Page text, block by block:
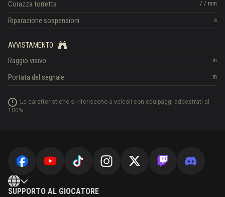
/ / mm
Corazza torretta
s
Riparazione sospensioni
AVVISTAMENTO
m
Raggio visivo
m
Portata del segnale
Le caratteristiche si riferiscono a veicoli con equipaggi addestrati al
100%.
SUPPORTO AL GIOCATORE